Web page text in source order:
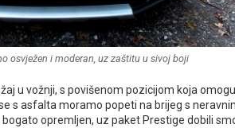
osvježen i moderan, uz zaštitu u sivoj boji
u vožnji, s povišenom pozicijom koja
s asfalta moramo popeti na brijeg s
opremljen, uz paket Prestige dobili